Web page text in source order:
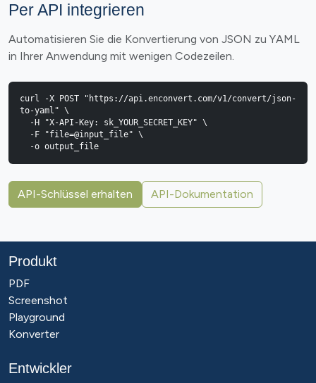
Per API integrieren
Automatisieren Sie die Konvertierung von JSON zu YAML
in Ihrer Anwendung mit wenigen Codezeilen.
curl -X POST "https://api.enconvert.com/v1/convert/json-
to-yaml" \
  -o output_file
API-Schlüssel erhalten API-Dokumentation
Produkt
PDF
Screenshot
Playground
Konverter
Entwickler